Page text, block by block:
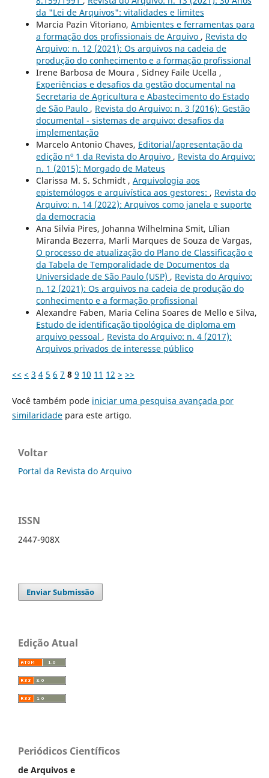
da "Lei de Arquivos": vitalidades e limites
Marcia Pazin Vitoriano, Ambientes e ferramentas para
a formação dos profissionais de Arquivo , Revista do
Arquivo: n. 12 (2021): Os arquivos na cadeia de
produção do conhecimento e a formação profissional
Irene Barbosa de Moura , Sidney Faile Ucella ,
Experiências e desafios da gestão documental na
Secretaria de Agricultura e Abastecimento do Estado
de São Paulo , Revista do Arquivo: n. 3 (2016): Gestão
documental - sistemas de arquivo: desafios da
implementação
Marcelo Antonio Chaves, Editorial/apresentação da
edição nº 1 da Revista do Arquivo , Revista do Arquivo:
n. 1 (2015): Morgado de Mateus
Clarissa M. S. Schmidt , Arquivologia aos
epistemólogos e arquivística aos gestores: , Revista do
Arquivo: n. 14 (2022): Arquivos como janela e suporte
da democracia
Ana Silvia Pires, Johanna Wilhelmina Smit, Lílian
Miranda Bezerra, Marli Marques de Souza de Vargas,
O processo de atualização do Plano de Classificação e
da Tabela de Temporalidade de Documentos da
Universidade de São Paulo (USP) , Revista do Arquivo:
n. 12 (2021): Os arquivos na cadeia de produção do
conhecimento e a formação profissional
Alexandre Faben, Maria Celina Soares de Mello e Silva,
Estudo de identificação tipológica de diploma em
arquivo pessoal , Revista do Arquivo: n. 4 (2017):
Arquivos privados de interesse público
<< < 3 4 5 6 7 8 9 10 11 12 > >>
Você também pode iniciar uma pesquisa avançada por
similaridadepara este artigo.
Voltar
Portal da Revista do Arquivo
ISSN
2447-908X
Enviar Submissão
Edição Atual
Periódicos Científicos
de Arquivos e